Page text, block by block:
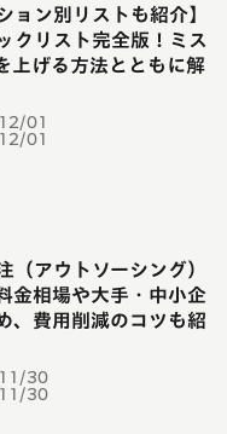
01
01
ョン別リストも紹介】
クリスト完全版！ミス
上げる方法とともに解
30
30
（アウトソーシング）
金相場や大手・中小企
、費用削減のコツも紹